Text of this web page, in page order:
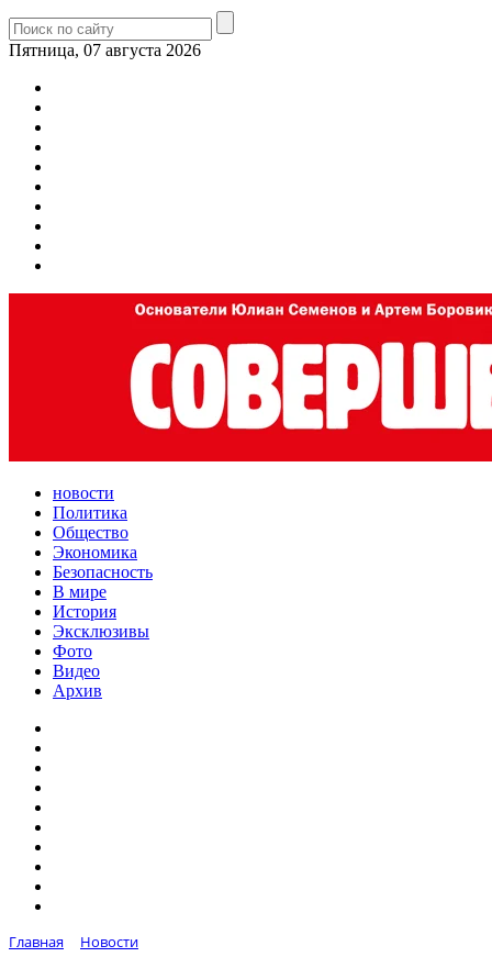
Пятница, 07 августа 2026
новости
Политика
Общество
Экономика
Безопасность
В мире
История
Эксклюзивы
Фото
Видео
Архив
Главная
Новости